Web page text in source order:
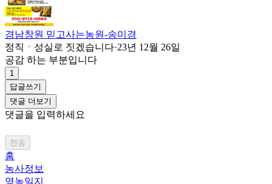
경남창원 믿고사는농원-송미경
정직ㆍ성실로 짓겠습니다·23년 12월 26일
공감 하는 부분입니다
1
답글쓰기
댓글 더보기
댓글을 입력하세요
전송
홈
농사정보
영농일지